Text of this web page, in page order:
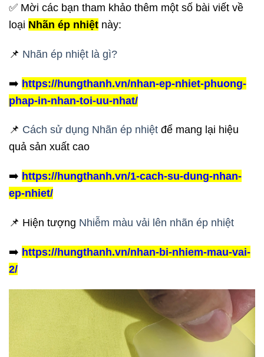
✅ Mời các bạn tham khảo thêm một số bài viết về
loại Nhãn ép nhiệt này:
📌 Nhãn ép nhiệt là gì?
➡️ https://hungthanh.vn/nhan-ep-nhiet-phuong-
phap-in-nhan-toi-uu-nhat/
📌 Cách sử dụng Nhãn ép nhiệt để mang lại hiệu
quả sản xuất cao
➡️ https://hungthanh.vn/1-cach-su-dung-nhan-
ep-nhiet/
📌 Hiện tượng Nhiễm màu vải lên nhãn ép nhiệt
➡️ https://hungthanh.vn/nhan-bi-nhiem-mau-vai-
2/